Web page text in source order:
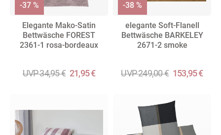
Elegante Mako-Satin
Bettwäsche FOREST
2361-1 rosa-bordeaux
UVP 34,95 € 21,95 €
-37 %
elegante Soft-Flanell
Bettwäsche BARKELEY
2671-2 smoke
UVP 249,00 € 153,95 €
-38 %